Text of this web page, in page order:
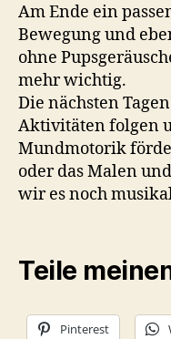
Am Ende ein
Bewegung und
ohne
mehr wichtig.
Die nächsten
Aktivitäten folgen
Mundmotorik
oder das Malen
wir es noch
Teile
Pinterest